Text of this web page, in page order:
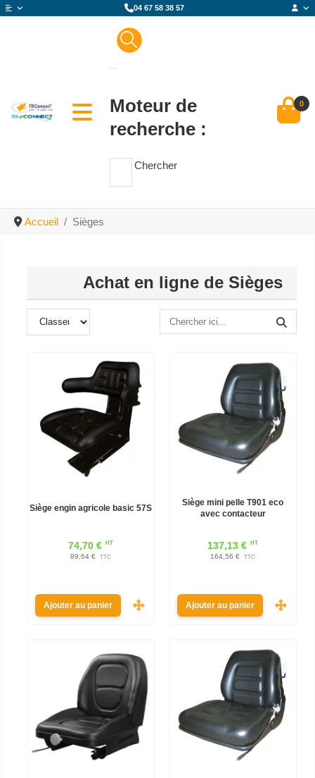
04 67 58 38 57
Moteur de
recherche :
Chercher
0
Accueil Sièges
Achat en ligne de Sièges
Siège engin agricole basic 57S
74,70 € HT
89,64 € TTC
Ajouter au panier
Siège mini pelle T901 eco
avec contacteur
137,13 € HT
164,56 € TTC
Ajouter au panier